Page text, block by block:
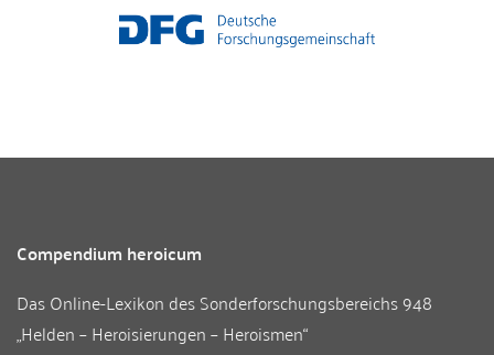
Compendium heroicum
Das Online-Lexikon desSonderforschungsbereichs 948
„Helden – Heroisierungen – Heroismen“